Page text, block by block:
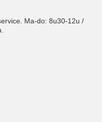
Ma-do: 8u30-12u /